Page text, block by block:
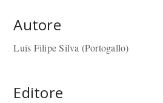
Autore
Luís Filipe Silva (Portogallo)
Editore